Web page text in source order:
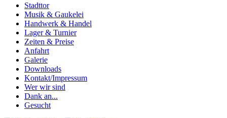
Stadttor
Musik & Gaukelei
Handwerk & Handel
Lager & Turnier
Zeiten & Preise
Anfahrt
Galerie
Downloads
Kontakt/Impressum
Wer wir sind
Dank an...
Gesucht